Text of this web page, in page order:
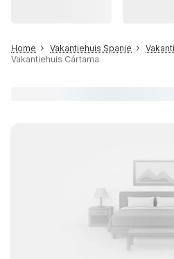
Home Vakantiehuis Spanje
Vakantiehuis Cártama